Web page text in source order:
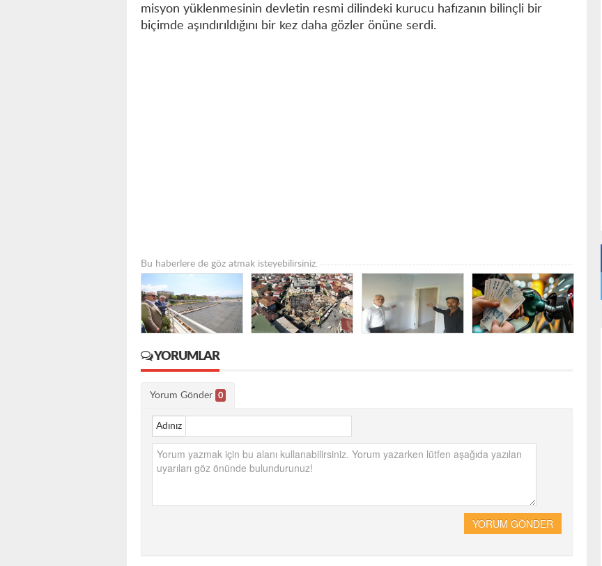
misyon yüklenmesinin devletin resmi dilindeki kurucu hafızanın bilinçli bir
biçimde aşındırıldığını bir kez daha gözler önüne serdi.
Bu haberlere de göz atmak isteyebilirsiniz.
YORUMLAR
Yorum Gönder 0
Adınız
YORUM GÖNDER